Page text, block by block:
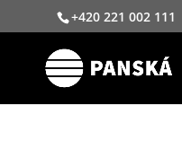
+420 221 002 111